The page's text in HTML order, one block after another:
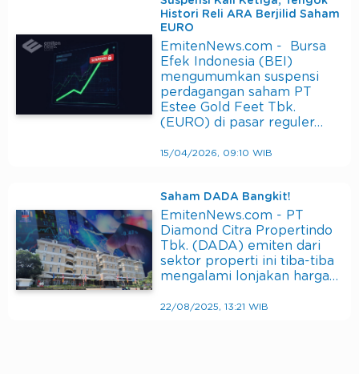
Histori Reli ARA Berjilid Saham
EURO
EmitenNews.com - Bursa
Efek Indonesia (BEI)
mengumumkan suspensi
perdagangan saham PT
Estee Gold Feet Tbk.
(EURO) di pasar reguler…
15/04/2026, 09:10 WIB
Saham DADA Bangkit!
EmitenNews.com - PT
Diamond Citra Propertindo
Tbk. (DADA) emiten dari
sektor properti ini tiba-tiba
mengalami lonjakan harga…
22/08/2025, 13:21 WIB